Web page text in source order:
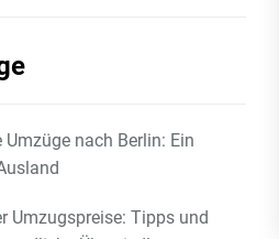
nach Berlin: Ein
Umzugspreise: Tipps und